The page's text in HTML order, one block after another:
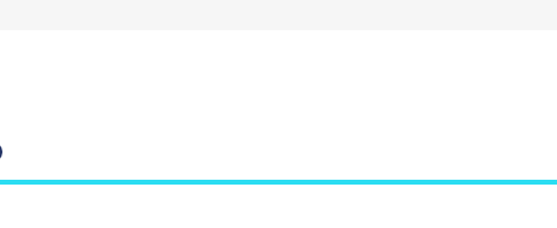
комфорт ваших ног и